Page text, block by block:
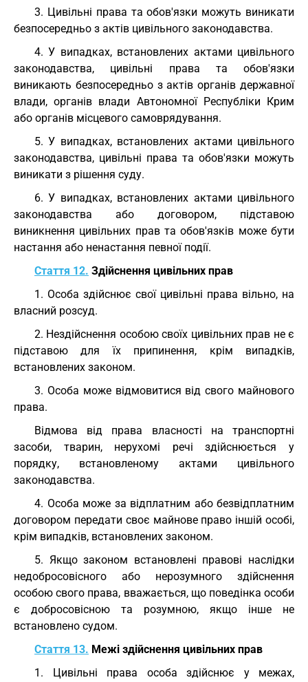
3. Цивільні права та обов'язки можуть виникати
безпосередньо з актів цивільного законодавства.
4. У випадках, встановлених актами цивільного
законодавства, цивільні права та обов'язки
виникають безпосередньо з актів органів державної
влади, органів влади Автономної Республіки Крим
або органів місцевого самоврядування.
5. У випадках, встановлених актами цивільного
законодавства, цивільні права та обов'язки можуть
виникати з рішення суду.
6. У випадках, встановлених актами цивільного
законодавства або договором, підставою
виникнення цивільних прав та обов'язків може бути
настання або ненастання певної події.
Стаття 12. Здійснення цивільних прав
1. Особа здійснює свої цивільні права вільно, на
власний розсуд.
2. Нездійснення особою своїх цивільних прав не є
підставою для їх припинення, крім випадків,
встановлених законом.
3. Особа може відмовитися від свого майнового
права.
Відмова від права власності на транспортні
засоби, тварин, нерухомі речі здійснюється у
порядку, встановленому актами цивільного
законодавства.
4. Особа може за відплатним або безвідплатним
договором передати своє майнове право іншій особі,
крім випадків, встановлених законом.
5. Якщо законом встановлені правові наслідки
недобросовісного або нерозумного здійснення
особою свого права, вважається, що поведінка особи
є добросовісною та розумною, якщо інше не
встановлено судом.
Стаття 13. Межі здійснення цивільних прав
1. Цивільні права особа здійснює у межах,